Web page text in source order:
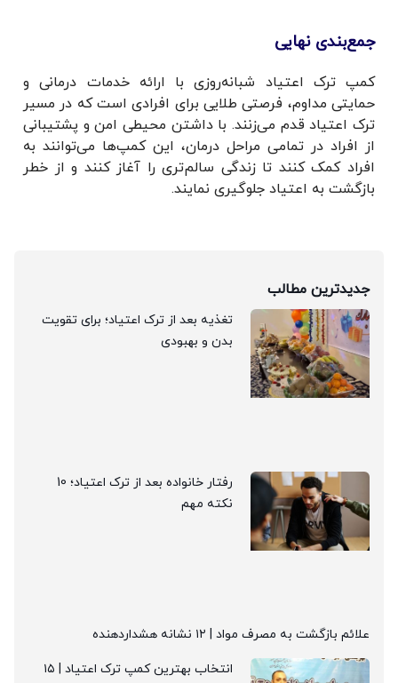
جمع‌بندی نهایی
کمپ ترک اعتیاد شبانه‌روزی با ارائه خدمات درمانی و
حمایتی مداوم، فرصتی طلایی برای افرادی است که در مسیر
ترک اعتیاد قدم می‌زنند. با داشتن محیطی امن و پشتیبانی
از افراد در تمامی مراحل درمان، این کمپ‌ها می‌توانند به
افراد کمک کنند تا زندگی سالم‌تری را آغاز کنند و از خطر
بازگشت به اعتیاد جلوگیری نمایند.
جدیدترین مطالب
تغذیه بعد از ترک اعتیاد؛ برای تقویت
بدن و بهبودی
رفتار خانواده بعد از ترک اعتیاد؛ 10
نکته مهم
علائم بازگشت به مصرف مواد | ۱۲ نشانه هشداردهنده
انتخاب بهترین کمپ ترک اعتیاد | ۱۵